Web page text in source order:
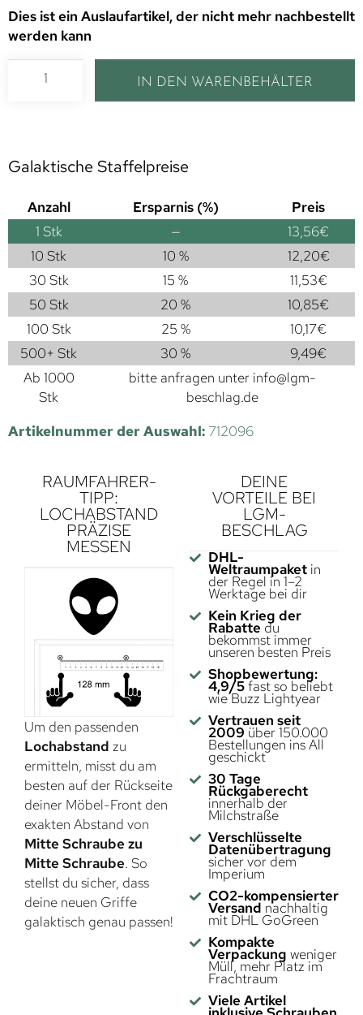
Dies ist ein Auslaufartikel, der nicht mehr nachbestellt
werden kann
IN DEN WARENBEHÄLTER
Galaktische Staffelpreise
Anzahl Ersparnis (%)
Preis
1 Stk — 13,56€
10 Stk
10 % 12,20€
30 Stk
15 % 11,53€
50 Stk
20 % 10,85€
100 Stk
25 % 10,17€
500+ Stk
30 % 9,49€
Ab 1000
Stk
bitte anfragen unter info@lgm-
beschlag.de
Artikelnummer der Auswahl: 712096
RAUMFAHRER-
TIPP:
LOCHABSTAND
PRÄZISE
MESSEN
Um den passenden
Lochabstand zu
ermitteln, misst du am
besten auf der Rückseite
deiner Möbel-Front den
exakten Abstand von
Mitte Schraube zu
Mitte Schraube. So
stellst du sicher, dass
deine neuen Griffe
galaktisch genau passen!
DEINE
VORTEILE BEI
LGM-
BESCHLAG
DHL-
Weltraumpaketin
der Regel in 1–2
Werktage bei dir
Kein Krieg der
Rabatte du
bekommst immer
unseren besten Preis
Shopbewertung:
4,9/5fast so beliebt
wie Buzz Lightyear
Vertrauen seit
2009 über 150.000
Bestellungen ins All
geschickt
30 Tage
Rückgaberecht
innerhalb der
Milchstraße
Verschlüsselte
Datenübertragung
sicher vor dem
Imperium
CO2-kompensierter
Versand nachhaltig
mit DHL GoGreen
Kompakte
Verpackung weniger
Müll, mehr Platz im
Frachtraum
Viele Artikel